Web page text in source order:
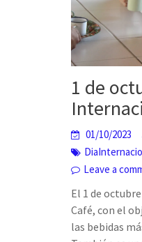
1 de
01/10/2023
Leave a
El 1 de
Café, con el
las bebidas